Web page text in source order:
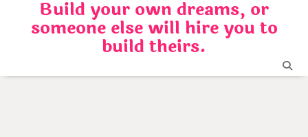
Build your own dreams, or
someone else will hire you to
build theirs.